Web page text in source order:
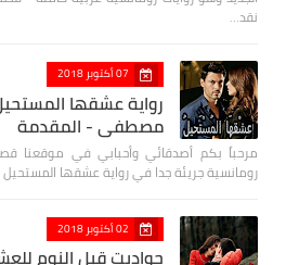
نقد…
07 أكتوبر 2018
رواية عشقها
مصطفي - المقدمة
رومانسية جريئة جدا في رواية عشقها
02 أكتوبر 2018